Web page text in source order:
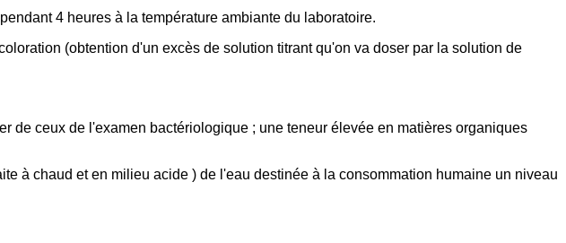
4 heures à la température ambiante du laboratoire.
(obtention d'un excès de solution titrant qu'on va doser par la solution de
de ceux de l'examen bactériologique ; une teneur élevée en matières organiques
à chaud et en milieu acide ) de l'eau destinée à la consommation humaine un niveau